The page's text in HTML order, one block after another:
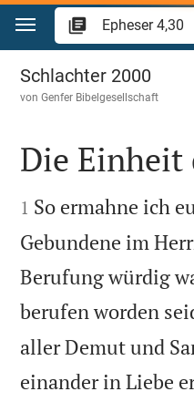
Zum Inhalt springen
Epheser 4
Schlachter 2000
vonGenfer Bibelgesellschaft

Die Einheit

1 So ermahne ich
Gebundene im
Berufung würdig
berufen worden
aller Demut und
einander in Liebe